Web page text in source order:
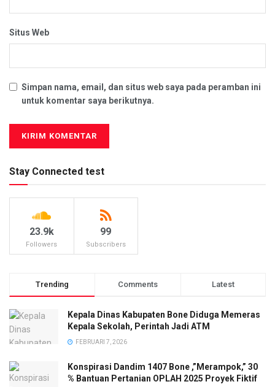
Situs Web
Simpan nama, email, dan situs web saya pada peramban ini
untuk komentar saya berikutnya.
Stay Connected test
23.9k
Followers
99
Subscribers
Trending Comments Latest
Kepala Dinas Kabupaten Bone Diduga Memeras
Kepala Sekolah, Perintah Jadi ATM
FEBRUARI 7, 2026
Konspirasi Dandim 1407 Bone ,”Merampok,” 30
% Bantuan Pertanian OPLAH 2025 Proyek Fiktif